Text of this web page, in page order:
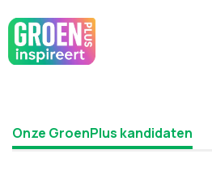
Onze GroenPlus kandidaten